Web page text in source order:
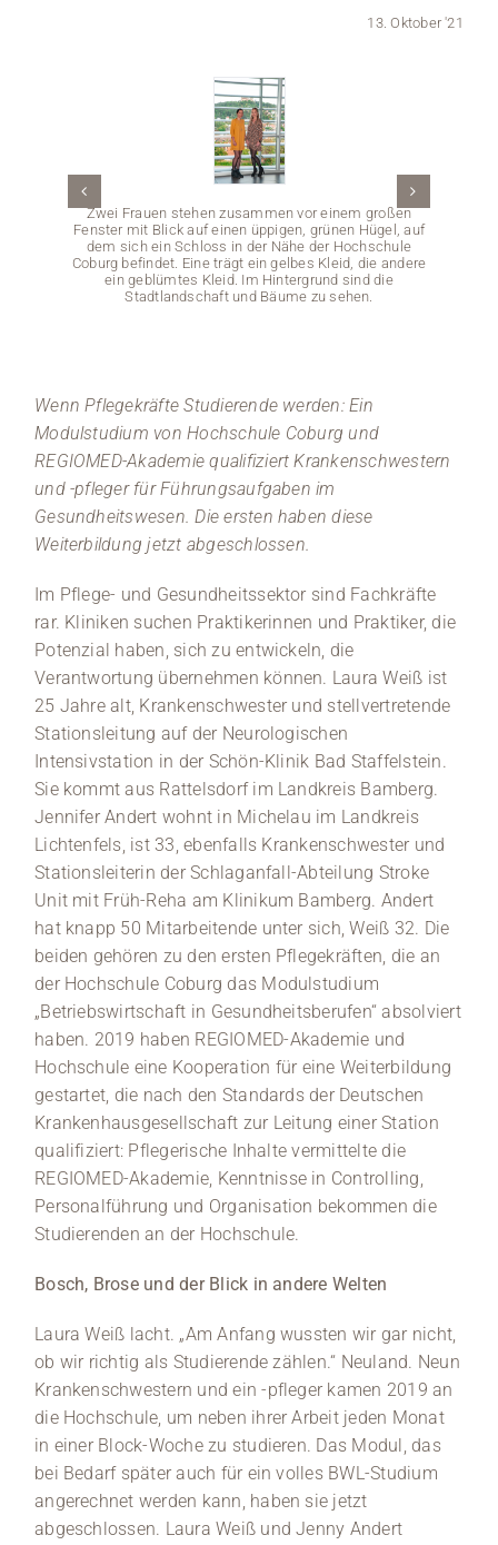
Veranstaltungen
13. Oktober '21
Zwei Frauen stehen zusammen vor einem großen
Fenster mit Blick auf einen üppigen, grünen Hügel, auf
dem sich ein Schloss in der Nähe der Hochschule
Coburg befindet. Eine trägt ein gelbes Kleid, die andere
ein geblümtes Kleid. Im Hintergrund sind die
Stadtlandschaft und Bäume zu sehen.
Wenn Pflegekräfte Studierende werden: Ein
Modulstudium von Hochschule Coburg und
REGIOMED-Akademie qualifiziert Krankenschwestern
und -pfleger für Führungsaufgaben im
Gesundheitswesen. Die ersten haben diese
Weiterbildung jetzt abgeschlossen.
Im Pflege- und Gesundheitssektor sind Fachkräfte
rar. Kliniken suchen Praktikerinnen und Praktiker, die
Potenzial haben, sich zu entwickeln, die
Verantwortung übernehmen können. Laura Weiß ist
25 Jahre alt, Krankenschwester und stellvertretende
Stationsleitung auf der Neurologischen
Intensivstation in der Schön-Klinik Bad Staffelstein.
Sie kommt aus Rattelsdorf im Landkreis Bamberg.
Jennifer Andert wohnt in Michelau im Landkreis
Lichtenfels, ist 33, ebenfalls Krankenschwester und
Stationsleiterin der Schlaganfall-Abteilung Stroke
Unit mit Früh-Reha am Klinikum Bamberg. Andert
hat knapp 50 Mitarbeitende unter sich, Weiß 32. Die
beiden gehören zu den ersten Pflegekräften, die an
der Hochschule Coburg das Modulstudium
„Betriebswirtschaft in Gesundheitsberufen“ absolviert
haben. 2019 haben REGIOMED-Akademie und
Hochschule eine Kooperation für eine Weiterbildung
gestartet, die nach den Standards der Deutschen
Krankenhausgesellschaft zur Leitung einer Station
qualifiziert: Pflegerische Inhalte vermittelte die
REGIOMED-Akademie, Kenntnisse in Controlling,
Personalführung und Organisation bekommen die
Studierenden an der Hochschule.
Bosch, Brose und der Blick in andere Welten
Laura Weiß lacht. „Am Anfang wussten wir gar nicht,
ob wir richtig als Studierende zählen.“ Neuland. Neun
Krankenschwestern und ein -pfleger kamen 2019 an
die Hochschule, um neben ihrer Arbeit jeden Monat
in einer Block-Woche zu studieren. Das Modul, das
bei Bedarf später auch für ein volles BWL-Studium
angerechnet werden kann, haben sie jetzt
abgeschlossen. Laura Weiß und Jenny Andert